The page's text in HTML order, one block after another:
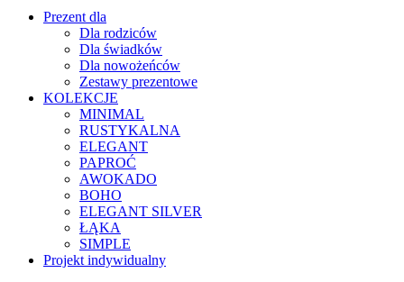
Prezent dla
Dla rodziców
Dla świadków
Dla nowożeńców
Zestawy prezentowe
KOLEKCJE
MINIMAL
RUSTYKALNA
ELEGANT
PAPROĆ
AWOKADO
BOHO
ELEGANT SILVER
ŁĄKA
SIMPLE
Projekt indywidualny